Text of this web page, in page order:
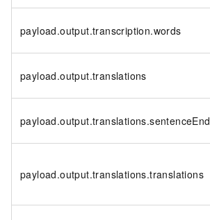
payload.output.transcription.words
payload.output.translations
payload.output.translations.sentenceEnd
payload.output.translations.translations